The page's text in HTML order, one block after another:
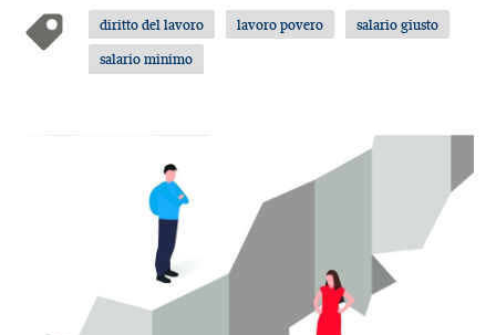
diritto del lavoro lavoro povero
salario giusto
salario minimo